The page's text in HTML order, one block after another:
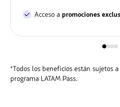
Acceso a promociones
*Todos los beneficios están sujetos
programa LATAM Pass.